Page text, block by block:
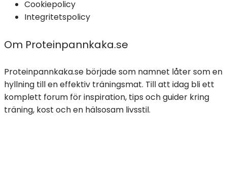
Cookiepolicy
Integritetspolicy
Om Proteinpannkaka.se
Proteinpannkaka.se började som namnet låter som en
hyllning till en effektiv träningsmat. Till att idag bli ett
komplett forum för inspiration, tips och guider kring
träning, kost och en hälsosam livsstil.